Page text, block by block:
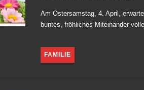
Am Ostersamstag, 4. April,
buntes, fröhliches Miteinander
FAMILIE